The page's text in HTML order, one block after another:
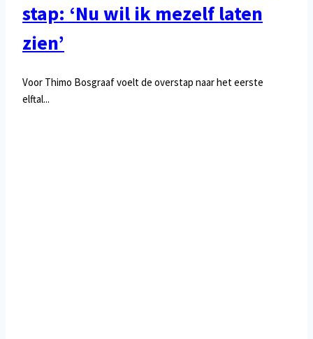
stap: ‘Nu wil ik mezelf laten
zien’
Voor Thimo Bosgraaf voelt de overstap naar het eerste
elftal...